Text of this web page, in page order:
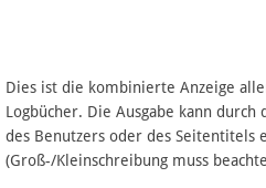
Artikel nach Kategorien
FAQ
Dies ist die kombinierte Anzeige
Logbücher. Die Ausgabe kann durch
des Benutzers oder des Seitentitels
(Groß-/Kleinschreibung muss